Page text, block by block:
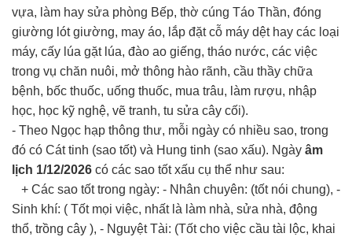
vựa, làm hay sửa phòng Bếp, thờ cúng Táo Thần, đóng
giường lót giường, may áo, lắp đặt cỗ máy dệt hay các loại
máy, cấy lúa gặt lúa, đào ao giếng, tháo nước, các việc
trong vụ chăn nuôi, mở thông hào rãnh, cầu thầy chữa
bệnh, bốc thuốc, uống thuốc, mua trâu, làm rượu, nhập
học, học kỹ nghệ, vẽ tranh, tu sửa cây cối).
- Theo Ngọc hạp thông thư, mỗi ngày có nhiều sao, trong
đó có Cát tinh (sao tốt) và Hung tinh (sao xấu). Ngày âm
lịch 1/12/2026 có các sao tốt xấu cụ thể như sau:
+ Các sao tốt trong ngày: - Nhân chuyên: (tốt nói chung), -
Sinh khí: ( Tốt mọi việc, nhất là làm nhà, sửa nhà, động
thổ, trồng cây ), - Nguyệt Tài: (Tốt cho việc cầu tài lộc, khai